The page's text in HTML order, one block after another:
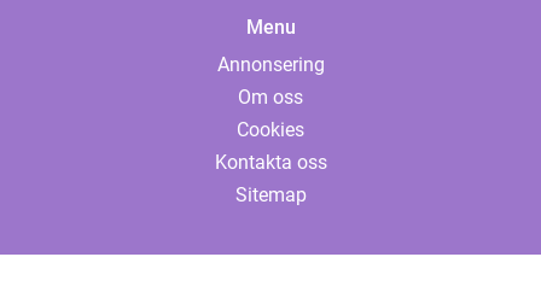
Menu
Annonsering
Om oss
Cookies
Kontakta oss
Sitemap